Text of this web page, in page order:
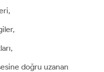
doğru uzanan